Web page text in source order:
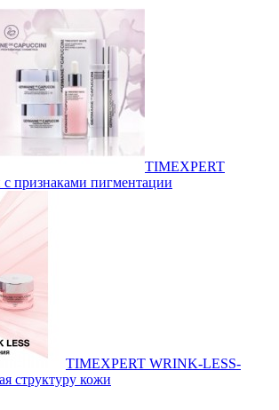
TIMEXPERT
признаками пигментации
TIMEXPERT WRINK-LESS-
структуру кожи